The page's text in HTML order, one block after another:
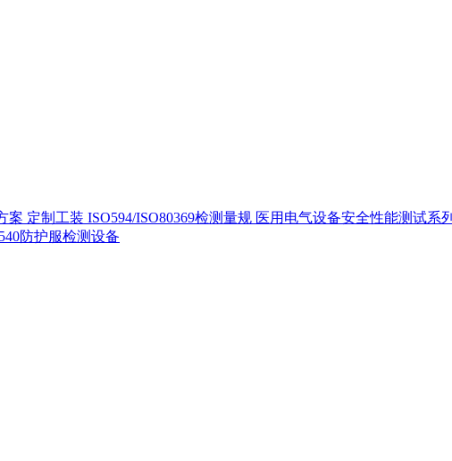
案 定制工装 ISO594/ISO80369检测量规 医用电气设备安全性能测试系列
防护服检测设备